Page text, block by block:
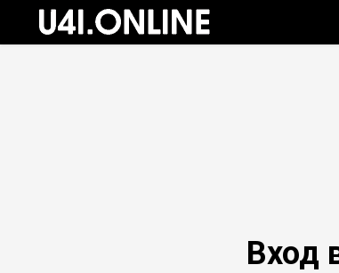
Вход